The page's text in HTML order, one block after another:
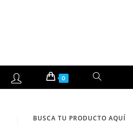
0 ALTERNAR
BUSCA TU PRODUCTO AQUÍ